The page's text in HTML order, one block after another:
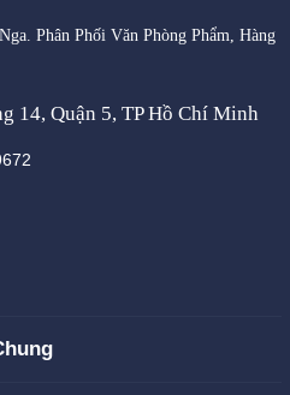
Phân Phối Văn Phòng Phẩm, Hàng
14, Quận 5, TP Hồ Chí Minh